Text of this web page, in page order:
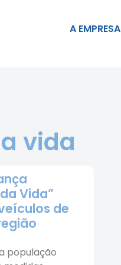
A EMPRESA
vida
Vida”
de
população